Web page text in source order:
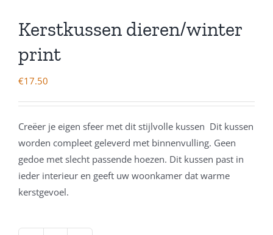
Kerstkussen dieren/winter
print
€17.50
Creëer je eigen sfeer met dit stijlvolle kussen Dit kussen
worden compleet geleverd met binnenvulling. Geen
gedoe met slecht passende hoezen. Dit kussen past in
ieder interieur en geeft uw woonkamer dat warme
kerstgevoel.